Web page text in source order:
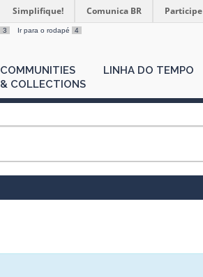
Simplifique! Comunica BR Participe
3 Ir para o rodapé 4
COMMUNITIES
& COLLECTIONS
LINHA DO TEMPO